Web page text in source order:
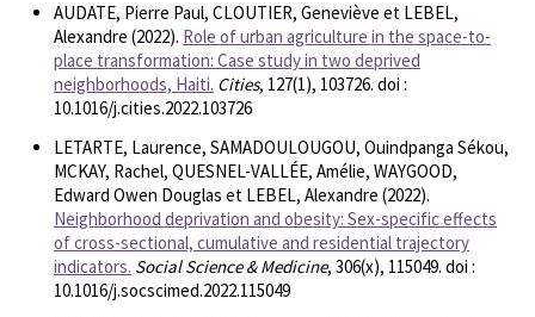
AUDATE, Pierre Paul, CLOUTIER, Geneviève et LEBEL,
Alexandre (2022). Role of urban agriculture in the space-to-
place transformation: Case study in two deprived
neighborhoods, Haiti. Cities, 127(1), 103726. doi :
10.1016/j.cities.2022.103726
LETARTE, Laurence, SAMADOULOUGOU, Ouindpanga Sékou,
MCKAY, Rachel, QUESNEL-VALLÉE, Amélie, WAYGOOD,
Edward Owen Douglas et LEBEL, Alexandre (2022).
Neighborhood deprivation and obesity: Sex-specific effects
of cross-sectional, cumulative and residential trajectory
indicators. Social Science & Medicine, 306(x), 115049. doi :
10.1016/j.socscimed.2022.115049